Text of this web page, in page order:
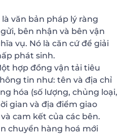
văn bản pháp lý ràng
bên nhận và bên vận
vụ. Nó là căn cứ để giải
phát sinh.
hợp đồng vận tải tiêu
tin như: tên và địa chỉ
hóa (số lượng, chủng loại,
gian và địa điểm giao
cam kết của các bên.
chuyển hàng hoá mới